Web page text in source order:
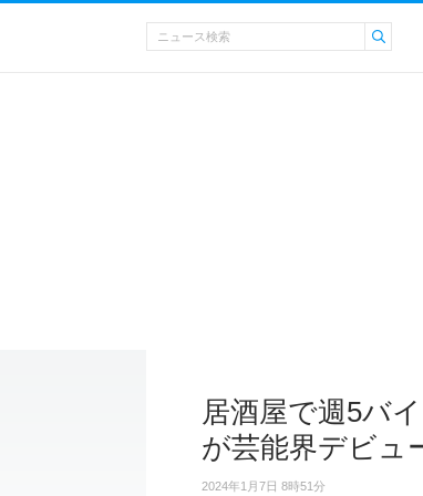
居酒屋で週5バ
が芸能界デビュ
2024年1月7日 8時51分